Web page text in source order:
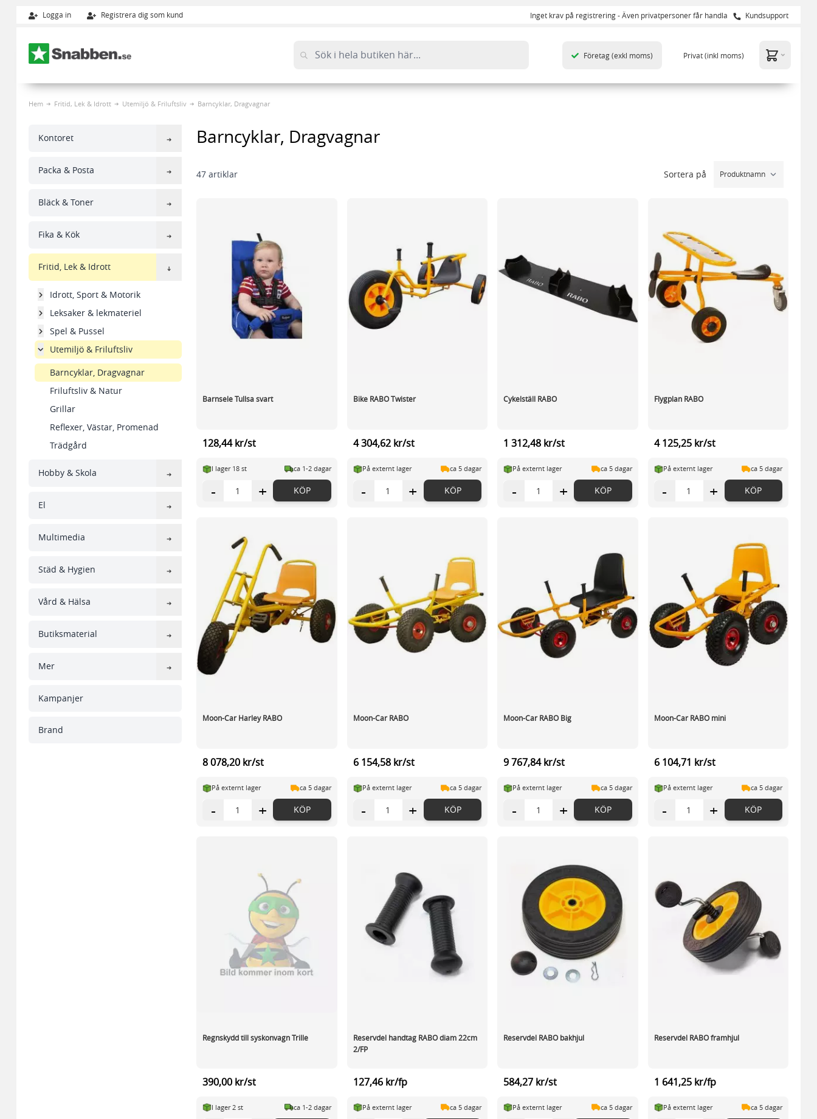
Logga in Registrera dig som kund Inget krav på registrering - Även privatpersoner får handla Kundsupport
Företag(exkl moms) Privat(inkl moms)
Hem Fritid, Lek & Idrott Utemiljö & Friluftsliv Barncyklar, Dragvagnar
Kontoret
Packa & Posta
Bläck & Toner
Fika & Kök
Fritid, Lek & Idrott
Idrott, Sport & Motorik
Leksaker & lekmateriel
Spel & Pussel
Utemiljö & Friluftsliv
Barncyklar, Dragvagnar
Friluftsliv & Natur
Grillar
Reflexer, Västar, Promenad
Trädgård
Hobby & Skola
El
Multimedia
Städ & Hygien
Vård & Hälsa
Butiksmaterial
Mer
Kampanjer
Brand
Barncyklar, Dragvagnar
47 artiklar Sortera på
Barnsele Tullsa svart
128,44 kr/st
I lager 18 st ca 1-2 dagar
- + KÖP
Bike RABO Twister
4 304,62 kr/st
På externt lager ca 5 dagar
- + KÖP
Cykelställ RABO
1 312,48 kr/st
På externt lager ca 5 dagar
- + KÖP
Flygplan RABO
4 125,25 kr/st
På externt lager ca 5 dagar
- + KÖP
Moon-Car Harley RABO
8 078,20 kr/st
På externt lager ca 5 dagar
- + KÖP
Moon-Car RABO
6 154,58 kr/st
På externt lager ca 5 dagar
- + KÖP
Moon-Car RABO Big
9 767,84 kr/st
På externt lager ca 5 dagar
- + KÖP
Moon-Car RABO mini
6 104,71 kr/st
På externt lager ca 5 dagar
- + KÖP
Regnskydd till syskonvagn Trille
390,00 kr/st
I lager 2 st ca 1-2 dagar
Reservdel handtag RABO diam 22cm
2/FP
127,46 kr/fp
På externt lager ca 5 dagar
Reservdel RABO bakhjul
584,27 kr/st
På externt lager ca 5 dagar
Reservdel RABO framhjul
1 641,25 kr/fp
På externt lager ca 5 dagar